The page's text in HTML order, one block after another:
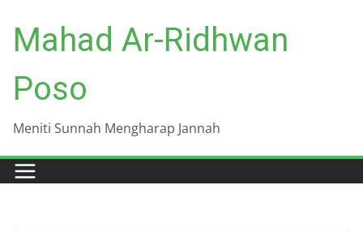
content
Mahad Ar-Ridhwan
Poso
Meniti Sunnah Mengharap Jannah